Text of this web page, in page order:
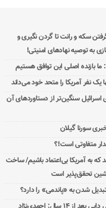
سکه و رانت تا گردن نگیری و
به توصیه نهادهای امنیتی!
ما بازنده اصلی این توافق هستیم
سنگین‌تر از دستاوردهای آن
سورنا گیلان
متفاوتی است!؟
به آمریکا بی‌اعتماد باشیم/ ساخت
شدن به «پاندمی» را دارد؟